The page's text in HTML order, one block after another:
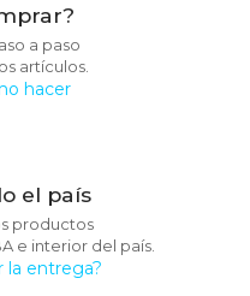
a paso
artículos.
hacer
el país
productos
e interior del país.
la entrega?